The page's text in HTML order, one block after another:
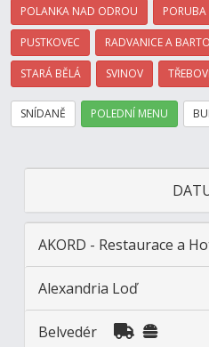
POLANKA NAD ODROU PORUBA
PUSTKOVEC RADVANICE A
STARÁ BĚLÁ SVINOV
SNÍDANĚ POLEDNÍ MENU
AKORD - Restaurace a
Alexandria Loď
Belvedér